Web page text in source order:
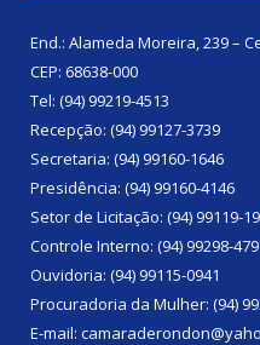
End.: Alameda Moreira, 239 –
CEP: 68638-000
Tel: (94) 99219-4513
Recepção: (94) 99127-3739
Secretaria: (94) 99160-1646
Presidência: (94) 99160-4146
Setor de Licitação: (94) 99119-
Controle Interno: (94) 99298-
Ouvidoria: (94) 99115-0941
Procuradoria da Mulher: (94)
E-mail: